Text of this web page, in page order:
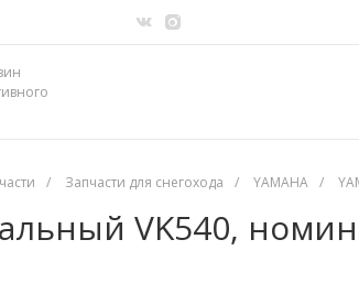
/ Запчасти для снегохода / YAMAHA /
VK540,